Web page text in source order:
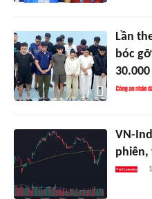
Lần
bóc
VN-
phiên,